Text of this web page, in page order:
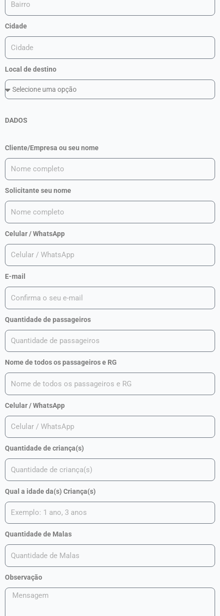
Cidade
Local de destino
DADOS
Cliente/Empresa ou seu nome
Solicitante seu nome
Celular / WhatsApp
E-mail
Quantidade de passageiros
Nome de todos os passageiros e RG
Celular / WhatsApp
Quantidade de criança(s)
Qual a idade da(s) Criança(s)
Quantidade de Malas
Observação